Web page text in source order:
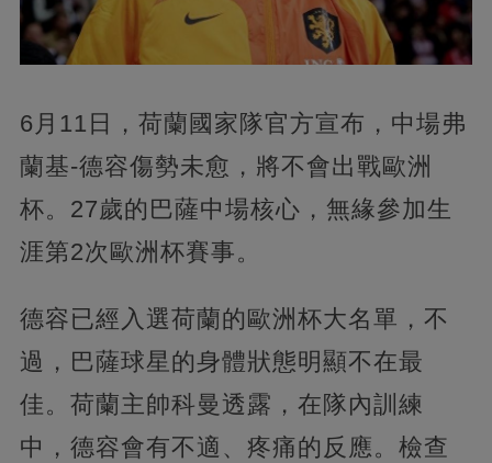
6月11日，荷蘭國家隊官方宣布，中場弗
蘭基-德容傷勢未愈，將不會出戰歐洲
杯。27歲的巴薩中場核心，無緣參加生
涯第2次歐洲杯賽事。
德容已經入選荷蘭的歐洲杯大名單，不
過，巴薩球星的身體狀態明顯不在最
佳。荷蘭主帥科曼透露，在隊內訓練
中，德容會有不適、疼痛的反應。檢查